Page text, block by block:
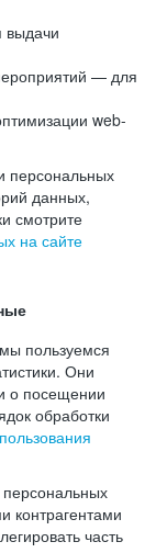
— для
web-
персональных
данных,
смотрите
на сайте
пользуемся
Они
о посещении
обработки
контрагентами
часть